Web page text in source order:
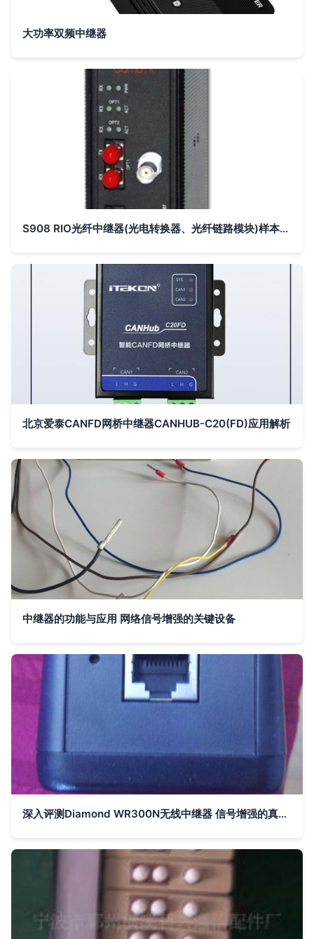
大功率双频中继器
S908 RIO光纤中继器(光电转换器、光纤链路模块)样本及产品图片-机电商情网电子样本库
北京爱泰CANFD网桥中继器CANHUB-C20(FD)应用解析
中继器的功能与应用 网络信号增强的关键设备
深入评测Diamond WR300N无线中继器 信号增强的真实体验